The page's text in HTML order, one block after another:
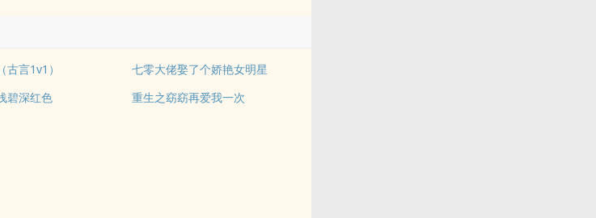
古言1v1）
七零大佬娶了个娇艳女明星
碧深红色 重生之窈窈再爱我一次